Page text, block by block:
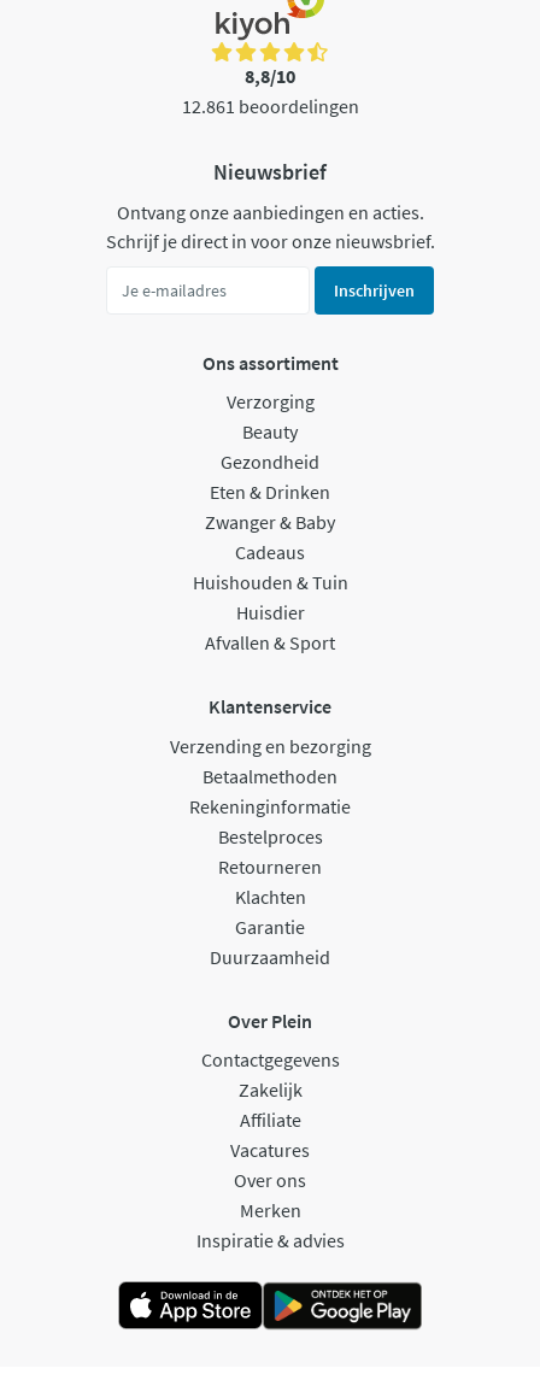
8,8/10
12.861 beoordelingen
Nieuwsbrief
Ontvang onze aanbiedingen en acties.
Schrijf je direct in voor onze nieuwsbrief.
Inschrijven
Ons assortiment
Verzorging
Beauty
Gezondheid
Eten & Drinken
Zwanger & Baby
Cadeaus
Huishouden & Tuin
Huisdier
Afvallen & Sport
Klantenservice
Verzending en bezorging
Betaalmethoden
Rekeninginformatie
Bestelproces
Retourneren
Klachten
Garantie
Duurzaamheid
Over Plein
Contactgegevens
Zakelijk
Affiliate
Vacatures
Over ons
Merken
Inspiratie & advies